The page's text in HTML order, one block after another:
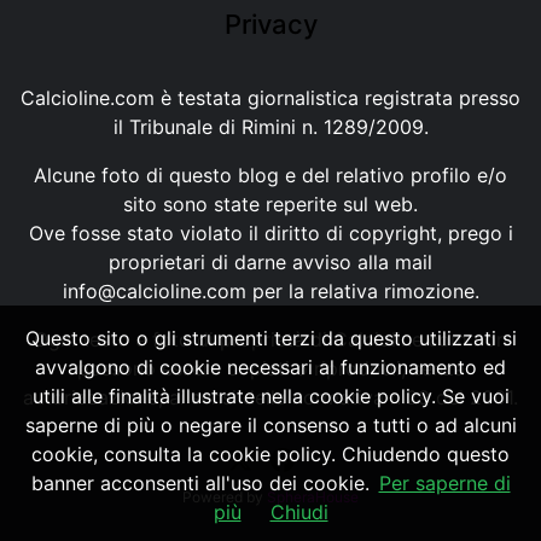
Privacy
Calcioline.com è testata giornalistica registrata presso
il Tribunale di Rimini n. 1289/2009.
Alcune foto di questo blog e del relativo profilo e/o
sito sono state reperite sul web.
Ove fosse stato violato il diritto di copyright, prego i
proprietari di darne avviso alla mail
info@calcioline.com per la relativa rimozione.
Ogni testo e foto di proprietà di Calcioline.com non
possono essere copiati o riprodotti, senza
autorizzazione, ai sensi della normativa n.29 del 2001.
Powered by SpheraHouse
Questo sito o gli strumenti terzi da questo utilizzati si
avvalgono di cookie necessari al funzionamento ed
utili alle finalità illustrate nella cookie policy. Se vuoi
saperne di più o negare il consenso a tutti o ad alcuni
cookie, consulta la cookie policy. Chiudendo questo
banner acconsenti all'uso dei cookie. Per saperne di
più
Chiudi